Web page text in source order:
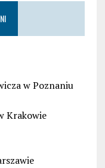
w Poznaniu
Krakowie